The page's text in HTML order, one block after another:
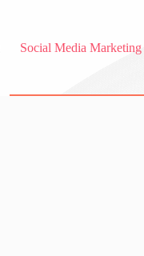
Social Media Marketing